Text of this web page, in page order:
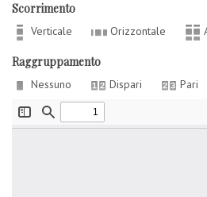
Scorrimento
Verticale Orizzontale
Raggruppamento
Nessuno Dispari Pari